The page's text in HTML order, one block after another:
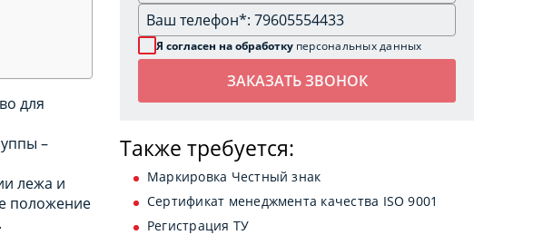
для
–
лежа и
положение
Я согласен на обработку персональных данных
Также требуется:
Маркировка Честный знак
Сертификат менеджмента качества ISO 9001
Регистрация ТУ